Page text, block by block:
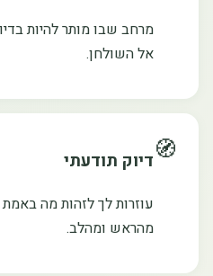
מרחב שבו מותר להיות
אל השולחן.
🧭דיוק תודעתי
עוזרות לך לזהות מה
מהראש ומהלב.